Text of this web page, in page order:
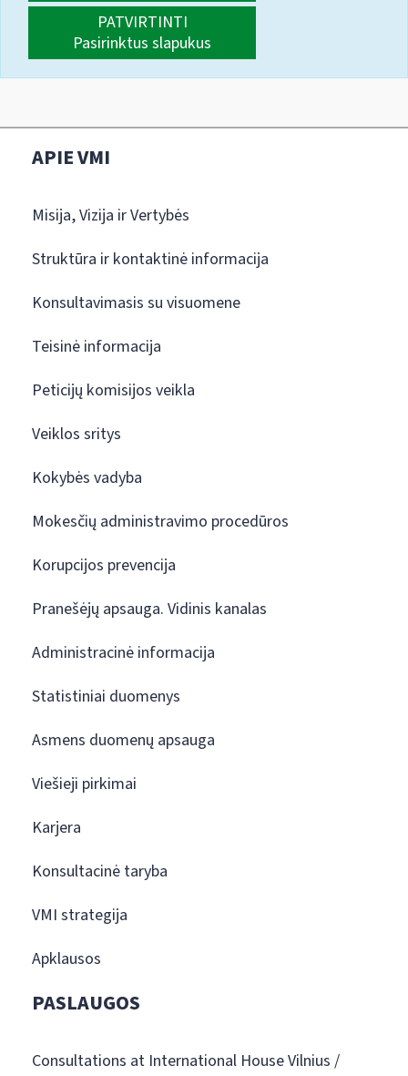
PATVIRTINTI
Pasirinktus slapukus
APIE VMI
Misija, Vizija ir Vertybės
Struktūra ir kontaktinė informacija
Konsultavimasis su visuomene
Teisinė informacija
Peticijų komisijos veikla
Veiklos sritys
Kokybės vadyba
Mokesčių administravimo procedūros
Korupcijos prevencija
Pranešėjų apsauga. Vidinis kanalas
Administracinė informacija
Statistiniai duomenys
Asmens duomenų apsauga
Viešieji pirkimai
Karjera
Konsultacinė taryba
VMI strategija
Apklausos
PASLAUGOS
Consultations at International House Vilnius /